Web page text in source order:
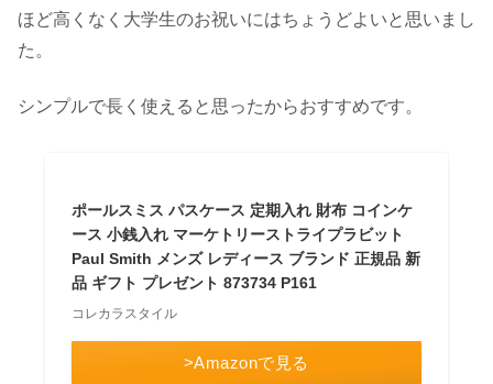
ほど高くなく大学生のお祝いにはちょうどよいと思いまし
た。
シンプルで長く使えると思ったからおすすめです。
ポールスミス パスケース 定期入れ 財布 コインケ
ース 小銭入れ マーケトリーストライプラビット
Paul Smith メンズ レディース ブランド 正規品 新
品 ギフト プレゼント 873734 P161
コレカラスタイル
>Amazonで見る